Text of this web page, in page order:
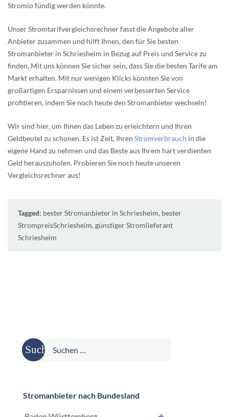
Stromio fündig werden könnte.
Unser Stromtarifvergleichsrechner fasst die Angebote aller
Anbieter zusammen und hilft Ihnen, den für Sie besten
Stromanbieter in Schriesheim in Bezug auf Preis und Service zu
finden. Mit uns können Sie sicher sein, dass Sie die besten Tarife am
Markt erhalten. Mit nur wenigen Klicks könnten Sie von
großartigen Ersparnissen und einem verbesserten Service
profitieren, indem Sie noch heute den Stromanbieter wechseln!
Wir sind hier, um Ihnen das Leben zu erleichtern und Ihren
Geldbeutel zu schonen. Es ist Zeit, Ihren Stromverbrauch in die
eigene Hand zu nehmen und das Beste aus Ihrem hart verdienten
Geld herauszuholen. Probieren Sie noch heute unseren
Vergleichsrechner aus!
Tagged: bester Stromanbieter in Schriesheim, bester
StrompreisSchriesheim, günstiger Stromlieferant
Schriesheim
Suche
nach:
Stromanbieter nach Bundesland